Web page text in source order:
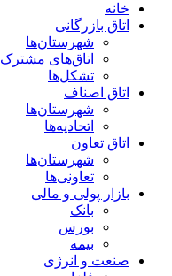
خانه
اتاق بازرگانی
شهرستان‌ها
اتاق‌های مشترک
تشکل‌ها
اتاق اصناف
شهرستان‌ها
اتحادیه‌ها
اتاق تعاون
شهرستان‌ها
تعاونی‌ها
بازار پولی و مالی
بانک
بورس
بیمه
صنعت و انرژی